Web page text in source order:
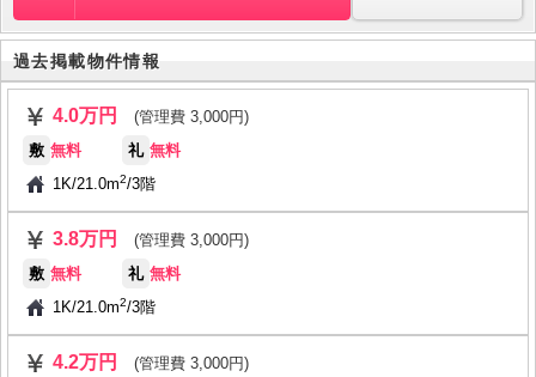
過去掲載物件情報
4.0万円
(管理費 3,000円)
敷 無料 礼 無料
1K/21.0m2/3階
3.8万円
(管理費 3,000円)
敷 無料 礼 無料
1K/21.0m2/3階
4.2万円
(管理費 3,000円)